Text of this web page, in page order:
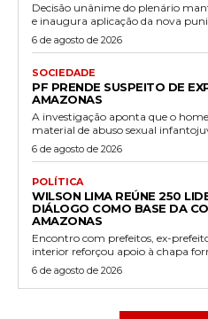
Decisão unânime do plenário
e inaugura aplicação da nova
6 de agosto de 2026
SOCIEDADE
PF PRENDE SUSPEITO DE
AMAZONAS
A investigação aponta que o
material de abuso sexual
6 de agosto de 2026
POLÍTICA
WILSON LIMA REÚNE 250
DIÁLOGO COMO BASE DA
AMAZONAS
Encontro com prefeitos, ex-
interior reforçou apoio à chapa
6 de agosto de 2026